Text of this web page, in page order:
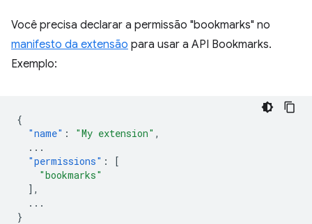
Você precisa declarar a permissão "bookmarks" no
manifesto da extensão para usar a API Bookmarks.
Exemplo:
{
"name" : "My extension" ,
...
"permissions" :
[
"bookmarks"
],
...
}